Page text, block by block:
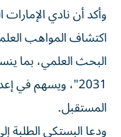
وأكد أن نادي
اكتشاف المواهب
البحث العلمي، بما
2031"، ويسهم في
المستقبل.
ودعا البستكي الطلبة